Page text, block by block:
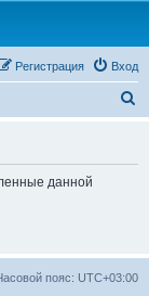
Вход
Регистрация
данной
пояс: UTC+03:00